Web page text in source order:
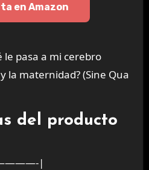
en Amazon
pasa a mi cerebro
la maternidad? (Sine Qua
del producto
|